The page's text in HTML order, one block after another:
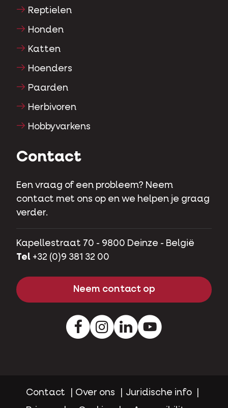
Reptielen
Honden
Katten
Hoenders
Paarden
Herbivoren
Hobbyvarkens
Contact
Een vraag of een probleem? Neem
contact met ons op en we helpen je graag
verder.
Kapellestraat 70 - 9800 Deinze - België
Tel +32 (0)9 381 32 00
Neem contact op
FacebookInstagramLinkedInYoutube
Contact Over ons
Juridische info